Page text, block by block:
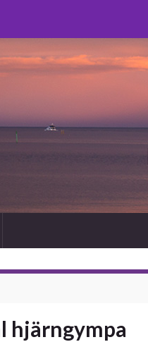
hjärngympa